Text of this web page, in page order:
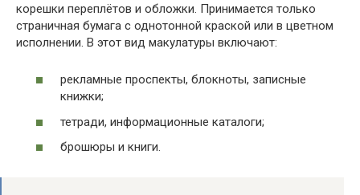
корешки переплётов и обложки. Принимается только
страничная бумага с однотонной краской или в цветном
исполнении. В этот вид макулатуры включают:
рекламные проспекты, блокноты, записные
книжки;
тетради, информационные каталоги;
брошюры и книги.